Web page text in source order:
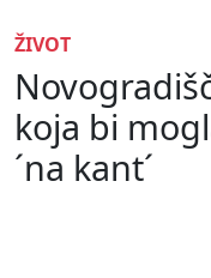
ŽIVOT
koja bi
´na kant´